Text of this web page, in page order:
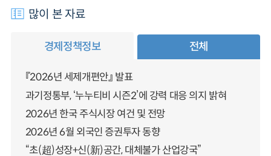
많이 본 자료
경제정책정보 전체
『2026년 세제개편안』 발표
과기정통부, ‘누누티비 시즌2’에 강력 대응 의지 밝혀
2026년 한국 주식시장 여건 및 전망
2026년 6월 외국인 증권투자 동향
“초(超)성장+신(新)공간, 대체불가 산업강국”